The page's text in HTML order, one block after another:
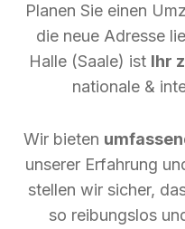
Planen Sie einen
die neue Adresse
Halle (Saale) ist Ihr
nationale &
Wir bieten
unserer Erfahrung
stellen wir sicher,
so reibungslos